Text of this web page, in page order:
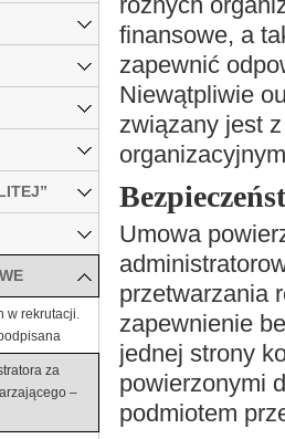
finansowe, a
zapewnić
Niewątpliwie
związany jest
Umowa
przetwarzania
zapewnienie
jednej strony
powierzonymi
podmiotem
w rekrutacji.
za
–